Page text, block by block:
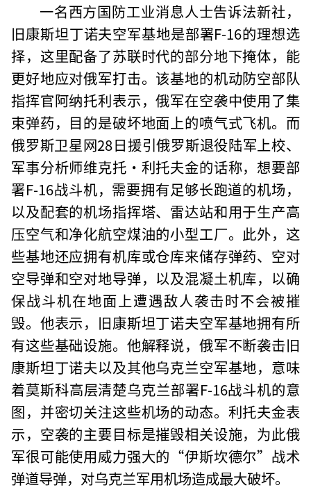
一名西方国防工业消息人士告诉法新社，
旧康斯坦丁诺夫空军基地是部署F-16的理想选
择，这里配备了苏联时代的部分地下掩体，能
更好地应对俄军打击。该基地的机动防空部队
指挥官阿纳托利表示，俄军在空袭中使用了集
束弹药，目的是破坏地面上的喷气式飞机。而
俄罗斯卫星网28日援引俄罗斯退役陆军上校、
军事分析师维克托·利托夫金的话称，想要部
署F-16战斗机，需要拥有足够长跑道的机场，
以及配套的机场指挥塔、雷达站和用于生产高
压空气和净化航空煤油的小型工厂。此外，这
些基地还应拥有机库或仓库来储存弹药、空对
空导弹和空对地导弹，以及混凝土机库，以确
保战斗机在地面上遭遇敌人袭击时不会被摧
毁。他表示，旧康斯坦丁诺夫空军基地拥有所
有这些基础设施。他解释说，俄军不断袭击旧
康斯坦丁诺夫以及其他乌克兰空军基地，意味
着莫斯科高层清楚乌克兰部署F-16战斗机的意
图，并密切关注这些机场的动态。利托夫金表
示，空袭的主要目标是摧毁相关设施，为此俄
军很可能使用威力强大的“伊斯坎德尔”战术
弹道导弹，对乌克兰军用机场造成最大破坏。